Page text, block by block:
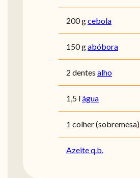
200 gcebola
150 gabóbora
2 dentes alho
1,5 lágua
1 colher (sobremesa)
Azeite q.b.